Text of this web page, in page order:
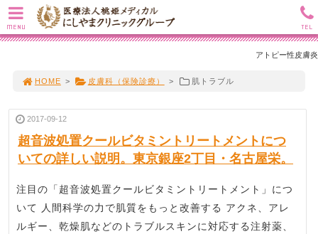
アトピー性皮膚炎
HOME > 皮膚科（保険診療） > 肌トラブル
2017-09-12
超音波処置クールビタミントリートメントにつ
いての詳しい説明。東京銀座2丁目・名古屋栄。
注目の「超音波処置クールビタミントリートメント」につ
いて 人間科学の力で肌質をもっと改善する アクネ、アレ
ルギー、乾燥肌などのトラブルスキンに対応する注射薬、
MENU TEL